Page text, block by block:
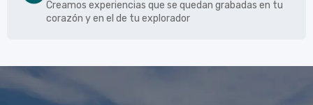
Creamos experiencias que se quedan grabadas en tu
corazón y en el de tu explorador